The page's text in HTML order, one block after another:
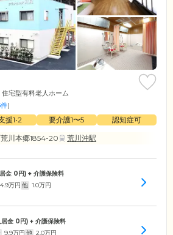
住宅型有料老人ホーム
)
援1•2 要介護1〜5
認知症可
川本郷1854-20
荒川沖駅
金 0 円) + 介護保険料
4.9万円 他 1.0万円
居金 0 円) + 介護保険料
9.9万円 他 2.0万円